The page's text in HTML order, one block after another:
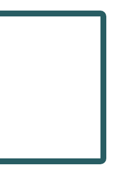
سرمایه‌گذاری برای